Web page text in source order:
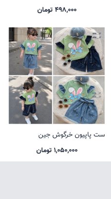
498,000 تومان
ست پاپیون خرگوش جین
1,050,000 تومان